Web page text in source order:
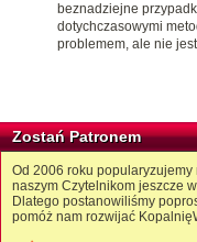
beznadziejne
dotychczasowymi
problemem, ale nie
Zostań Patronem
Od 2006 roku
naszym Czytelnikom jeszcze
Dlatego postanowiliśmy
pomóż nam rozwijać